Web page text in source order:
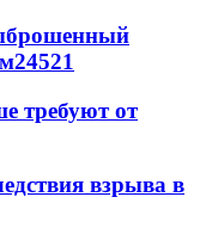
24521
требуют от
взрыва в